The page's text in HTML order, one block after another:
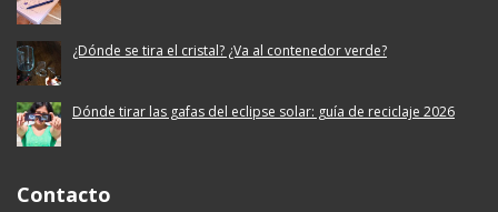
¿Dónde se tira el cristal? ¿Va al contenedor verde?
Dónde tirar las gafas del eclipse solar: guía de reciclaje 2026
Contacto